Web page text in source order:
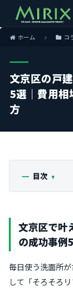
ホーム コ
文京区の戸
5選｜費用相
方
目次
文京区で叶
の成功事例
毎日使う洗面所
して「そろそろ